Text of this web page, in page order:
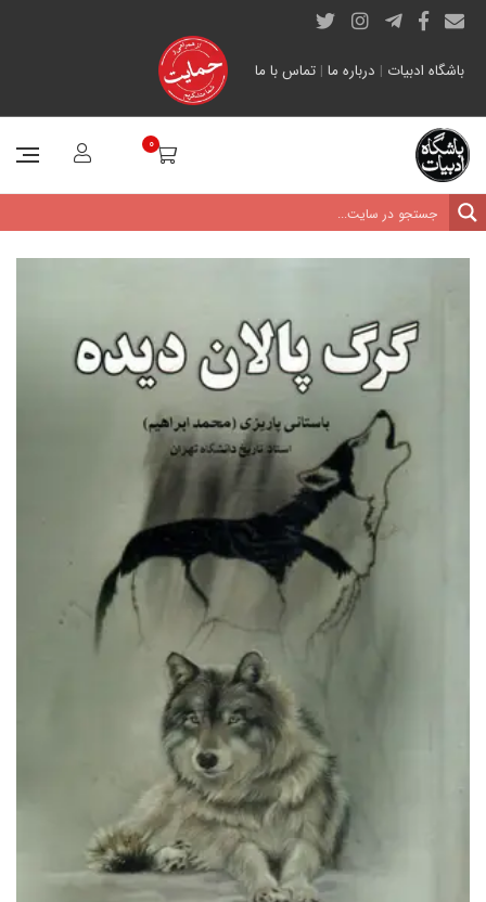
باشگاه ادبیات | درباره ما | تماس با ما
0